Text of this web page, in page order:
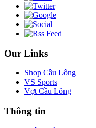
Our Links
Shop Cầu Lông
VS Sports
Vợt Cầu Lông
Thông tin